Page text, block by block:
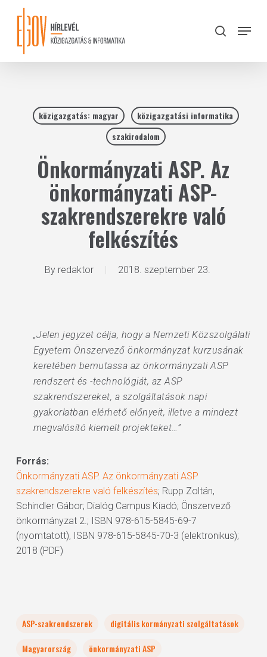
content
search
Menu
közigazgatás: magyar
közigazgatási informatika
szakirodalom
Önkormányzati ASP. Az
önkormányzati ASP-
szakrendszerekre való
felkészítés
By redaktor 2018. szeptember 23.
„Jelen jegyzet célja, hogy a Nemzeti Közszolgálati
Egyetem Önszervező önkormányzat kurzusának
keretében bemutassa az önkormányzati ASP
rendszert és -technológiát, az ASP
szakrendszereket, a szolgáltatások napi
gyakorlatban elérhető előnyeit, illetve a mindezt
megvalósító kiemelt projekteket…”
Forrás:
Önkormányzati ASP. Az önkormányzati ASP
szakrendszerekre való felkészítés; Rupp Zoltán,
Schindler Gábor; Dialóg Campus Kiadó; Önszervező
önkormányzat 2.; ISBN 978-615-5845-69-7
(nyomtatott), ISBN 978-615-5845-70-3 (elektronikus);
2018 (PDF)
ASP-szakrendszerek
digitális kormányzati szolgáltatások
Magyarország
önkormányzati ASP
Close